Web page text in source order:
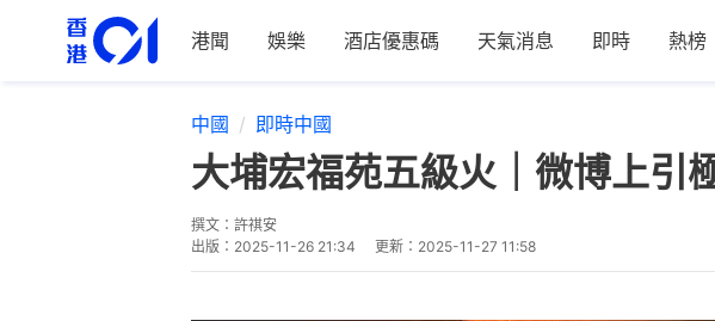
港聞 娛樂 酒店優惠碼 天氣消息 即時 熱榜
中國 即時中國
大埔宏福苑五級火｜微博上
撰文： 許祺安
出版： 2025-11-26 21:34 更新： 2025-11-27 11:58